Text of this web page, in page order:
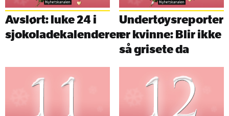
Avslørt: luke 24 i
sjokoladekalenderen
Undertøysreporter
er kvinne: Blir ikke
så grisete da